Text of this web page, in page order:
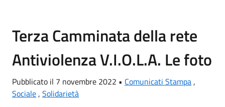
Terza Camminata della rete
Antiviolenza V.I.O.L.A. Le foto
Pubblicato il 7 novembre 2022 • Comunicati Stampa,
Sociale, Solidarietà